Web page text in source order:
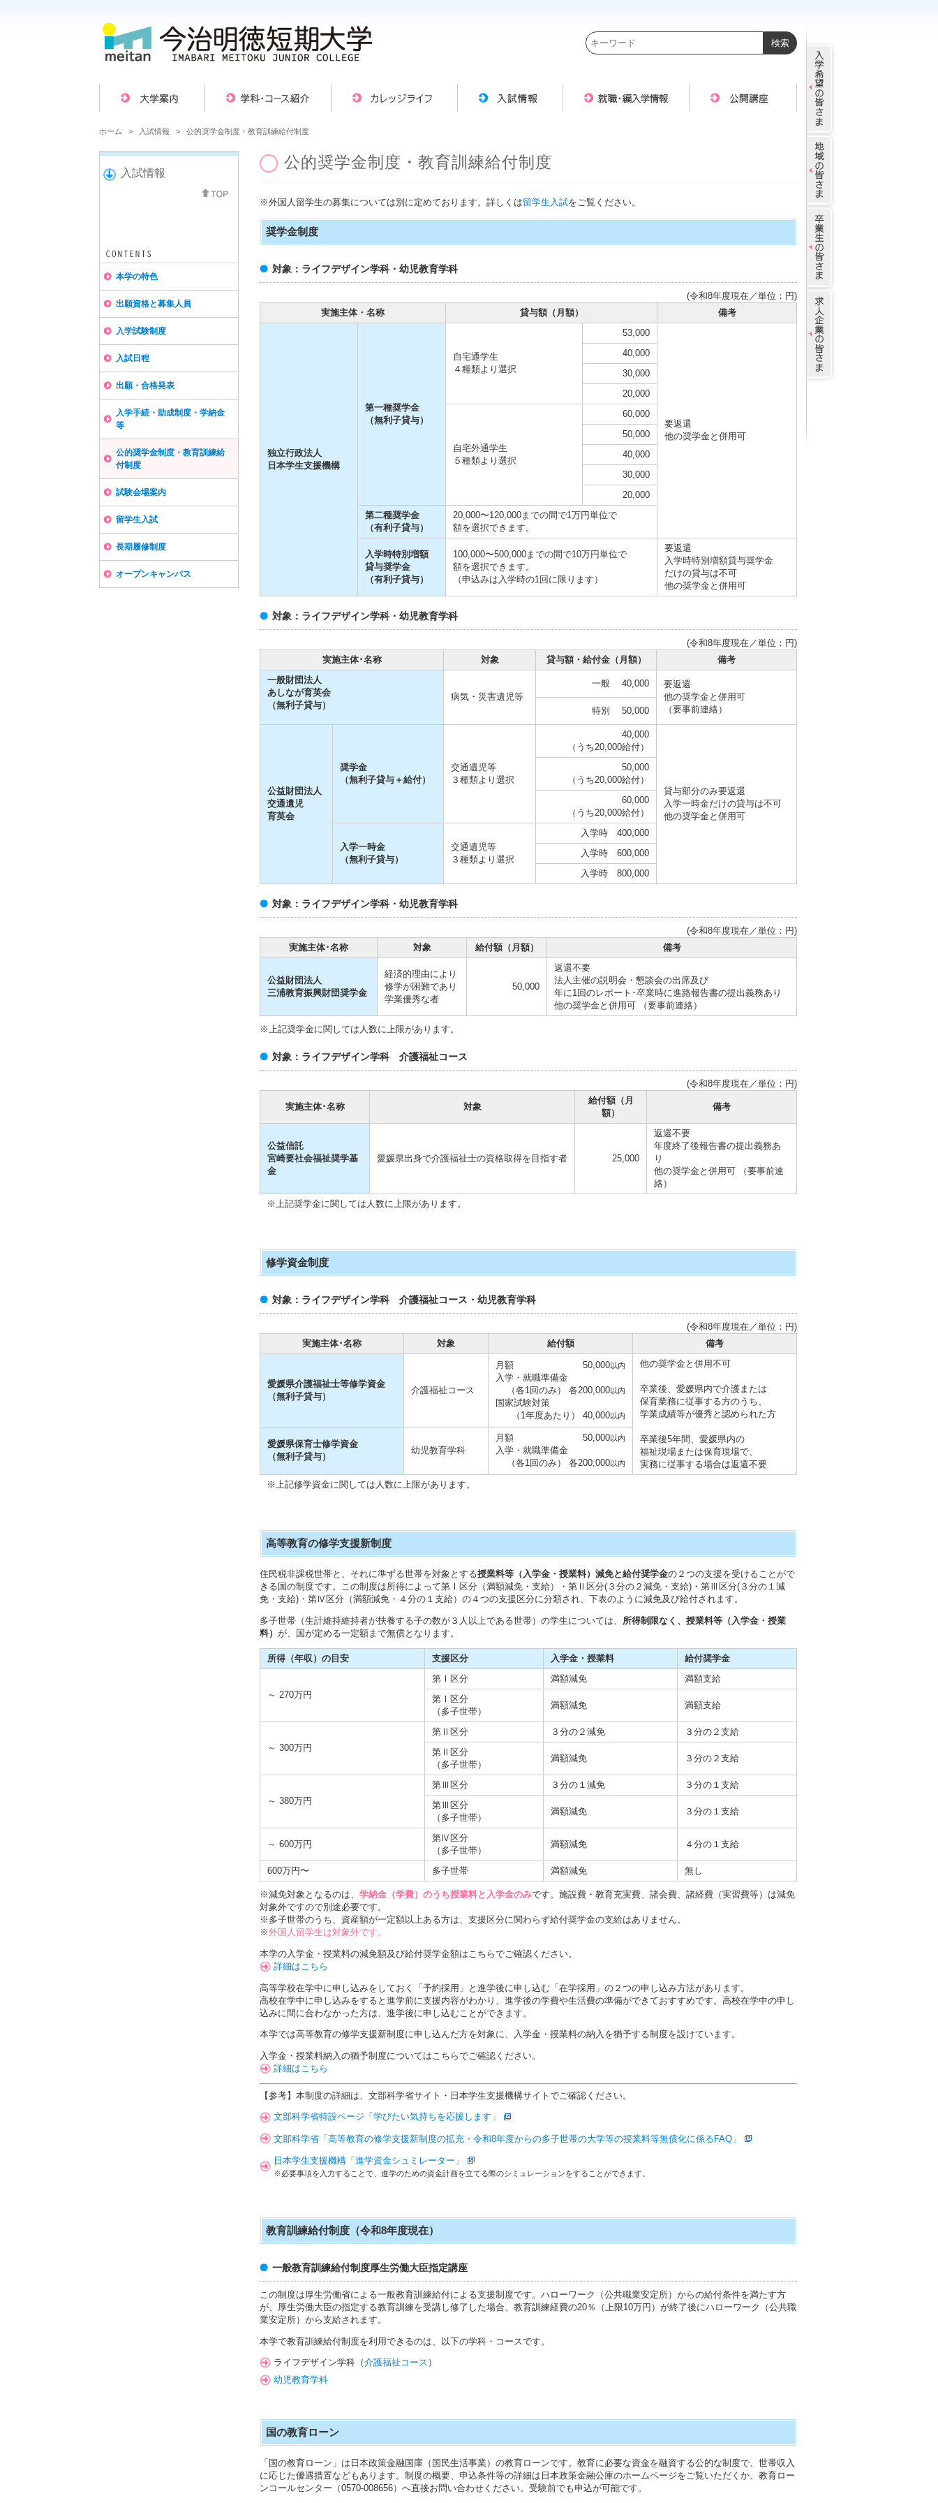
ホーム > 入試情報 > 公的奨学金制度・教育訓練給付制度
公的奨学金制度・教育訓練給付制度
※外国人留学生の募集については別に定めております。詳しくは留学生入試をご覧ください。
奨学金制度
対象：ライフデザイン学科・幼児教育学科
(令和8年度現在／単位：円)
実施主体・名称
貸与額（月額） 備考
独立行政法人
日本学生支援機構
第一種奨学金
（無利子貸与）
自宅通学生
４種類より選択
53,000
要返還
他の奨学金と併用可
40,000
30,000
20,000
自宅外通学生
５種類より選択
60,000
50,000
40,000
30,000
20,000
第二種奨学金
（有利子貸与）
20,000〜120,000までの間で1万円単位で
額を選択できます。
入学時特別増額
貸与奨学金
（有利子貸与）
100,000〜500,000までの間で10万円単位で
額を選択できます。
（申込みは入学時の1回に限ります）
要返還
入学時特別増額貸与奨学金
だけの貸与は不可
他の奨学金と併用可
対象：ライフデザイン学科・幼児教育学科
(令和8年度現在／単位：円)
実施主体･名称
対象 貸与額・給付金（月額） 備考
一般財団法人
あしなが育英会
（無利子貸与）
病気・災害遺児等
一般 40,000
要返還
他の奨学金と併用可
（要事前連絡）
特別 50,000
公益財団法人
交通遺児
育英会
奨学金
（無利子貸与＋給付）
交通遺児等
３種類より選択
40,000
（うち20,000給付）
貸与部分のみ要返還
入学一時金だけの貸与は不可
他の奨学金と併用可
50,000
（うち20,000給付）
60,000
（うち20,000給付）
入学一時金
（無利子貸与）
交通遺児等
３種類より選択
入学時 400,000
入学時 600,000
入学時 800,000
対象：ライフデザイン学科・幼児教育学科
(令和8年度現在／単位：円)
実施主体･名称
対象 給付額（月額） 備考
公益財団法人
三浦教育振興財団奨学金
経済的理由により
修学が困難であり
学業優秀な者
50,000
返還不要
法人主催の説明会・懇談会の出席及び
年に1回のレポート･卒業時に進路報告書の提出義務あり
他の奨学金と併用可 （要事前連絡）
※上記奨学金に関しては人数に上限があります。
対象：ライフデザイン学科 介護福祉コース
(令和8年度現在／単位：円)
実施主体･名称 対象
給付額（月
額）
備考
公益信託
宮崎要社会福祉奨学基
金
愛媛県出身で介護福祉士の資格取得を目指す者 25,000
返還不要
年度終了後報告書の提出義務あ
り
他の奨学金と併用可 （要事前連
絡）
※上記奨学金に関しては人数に上限があります。
修学資金制度
対象：ライフデザイン学科 介護福祉コース・幼児教育学科
(令和8年度現在／単位：円)
実施主体･名称
対象 給付額 備考
愛媛県介護福祉士等修学資金
（無利子貸与）
介護福祉コース
月額 50,000以内
入学・就職準備金
（各1回のみ） 各200,000以内
国家試験対策
（1年度あたり） 40,000以内
他の奨学金と併用不可
卒業後、愛媛県内で介護または
保育業務に従事する方のうち、
学業成績等が優秀と認められた方
卒業後5年間、愛媛県内の
福祉現場または保育現場で、
実務に従事する場合は返還不要
愛媛県保育士修学資金
（無利子貸与）
幼児教育学科
月額 50,000以内
入学・就職準備金
（各1回のみ） 各200,000以内
※上記修学資金に関しては人数に上限があります。
高等教育の修学支援新制度
住民税非課税世帯と、それに準ずる世帯を対象とする授業料等（入学金・授業料）減免と給付奨学金の２つの支援を受けることがで
きる国の制度です。この制度は所得によって第Ⅰ区分（満額減免・支給）・第Ⅱ区分(３分の２減免・支給)・第Ⅲ区分(３分の１減
免・支給)・第Ⅳ区分（満額減免・４分の１支給）の４つの支援区分に分類され、下表のように減免及び給付されます。
多子世帯（生計維持維持者が扶養する子の数が３人以上である世帯）の学生については、 所得制限なく、授業料等（入学金・授業
料） が、国が定める一定額まで無償となります。
所得（年収）の目安 支援区分 入学金・授業料 給付奨学金
～ 270万円
第Ⅰ区分 満額減免 満額支給
第Ⅰ区分
（多子世帯）
満額減免 満額支給
～ 300万円
第Ⅱ区分 ３分の２減免 ３分の２支給
第Ⅱ区分
（多子世帯）
満額減免 ３分の２支給
～ 380万円
第Ⅲ区分 ３分の１減免 ３分の１支給
第Ⅲ区分
（多子世帯）
満額減免 ３分の１支給
～ 600万円
第Ⅳ区分
（多子世帯）
満額減免 ４分の１支給
600万円〜 多子世帯 満額減免 無し
※減免対象となるのは、 学納金（学費）のうち授業料と入学金のみです。施設費・教育充実費、諸会費、諸経費（実習費等）は減免
対象外ですので別途必要です。
※多子世帯のうち、資産額が一定額以上ある方は、支援区分に関わらず給付奨学金の支給はありません。
※外国人留学生は対象外です。
本学の入学金・授業料の減免額及び給付奨学金額はこちらでご確認ください。
詳細はこちら
高等学校在学中に申し込みをしておく「予約採用」と進学後に申し込む「在学採用」の２つの申し込み方法があります。
高校在学中に申し込みをすると進学前に支援内容がわかり、進学後の学費や生活費の準備ができておすすめです。高校在学中の申し
込みに間に合わなかった方は、進学後に申し込むことができます。
本学では高等教育の修学支援新制度に申し込んだ方を対象に、入学金・授業料の納入を猶予する制度を設けています。
入学金・授業料納入の猶予制度についてはこちらでご確認ください。
詳細はこちら
【参考】本制度の詳細は、文部科学省サイト・日本学生支援機構サイトでご確認ください。
文部科学省特設ページ「学びたい気持ちを応援します」
文部科学省「高等教育の修学支援新制度の拡充・令和8年度からの多子世帯の大学等の授業料等無償化に係るFAQ」
日本学生支援機構「進学資金シュミレーター」
※必要事項を入力することで、進学のための資金計画を立てる際のシミュレーションをすることができます。
教育訓練給付制度（令和8年度現在）
一般教育訓練給付制度厚生労働大臣指定講座
この制度は厚生労働省による一般教育訓練給付による支援制度です。ハローワーク（公共職業安定所）からの給付条件を満たす方
が、厚生労働大臣の指定する教育訓練を受講し修了した場合、教育訓練経費の20％（上限10万円）が終了後にハローワーク（公共職
業安定所）から支給されます。
本学で教育訓練給付制度を利用できるのは、以下の学科・コースです。
ライフデザイン学科（介護福祉コース ）
幼児教育学科
国の教育ローン
「国の教育ローン」は日本政策金融国庫（国民生活事業）の教育ローンです。教育に必要な資金を融資する公的な制度で、世帯収入
に応じた優遇措置などもあります。制度の概要、申込条件等の詳細は日本政策金融公庫のホームページをご覧いただくか、教育ロー
ンコールセンター（0570-008656）へ直接お問い合わせください。受験前でも申込が可能です。
入試情報
本学の特色
出願資格と募集人員
入学試験制度
入試日程
出願・合格発表
入学手続・助成制度・学納金
等
公的奨学金制度・教育訓練給
付制度
試験会場案内
留学生入試
長期履修制度
オープンキャンパス